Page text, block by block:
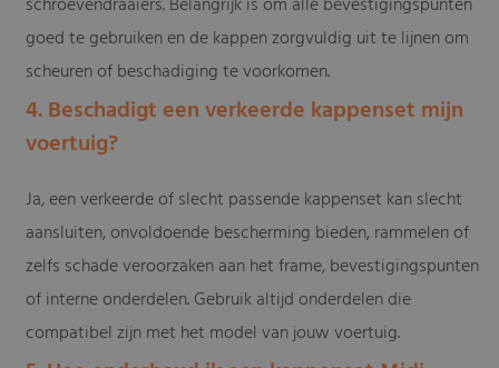
goed te gebruiken en de kappen zorgvuldig uit te lijnen om
scheuren of beschadiging te voorkomen.
4. Beschadigt een verkeerde kappenset mijn
voertuig?
Ja, een verkeerde of slecht passende kappenset kan slecht
aansluiten, onvoldoende bescherming bieden, rammelen of
zelfs schade veroorzaken aan het frame, bevestigingspunten
of interne onderdelen. Gebruik altijd onderdelen die
compatibel zijn met het model van jouw voertuig.